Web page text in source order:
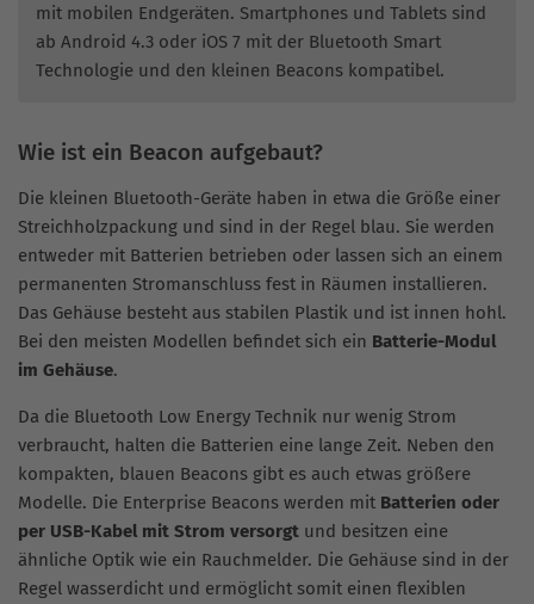
mit mobilen Endgeräten. Smartphones und Tablets sind
ab Android 4.3 oder iOS 7 mit der Bluetooth Smart
Technologie und den kleinen Beacons kompatibel.
Wie ist ein Beacon aufgebaut?
Die kleinen Bluetooth-Geräte haben in etwa die Größe einer
Streichholzpackung und sind in der Regel blau. Sie werden
entweder mit Batterien betrieben oder lassen sich an einem
permanenten Stromanschluss fest in Räumen installieren.
Das Gehäuse besteht aus stabilen Plastik und ist innen hohl.
Bei den meisten Modellen befindet sich ein Batterie-Modul
im Gehäuse.
Da die Bluetooth Low Energy Technik nur wenig Strom
verbraucht, halten die Batterien eine lange Zeit. Neben den
kompakten, blauen Beacons gibt es auch etwas größere
Modelle. Die Enterprise Beacons werden mit Batterien oder
per USB-Kabel mit Strom versorgt und besitzen eine
ähnliche Optik wie ein Rauchmelder. Die Gehäuse sind in der
Regel wasserdicht und ermöglicht somit einen flexiblen